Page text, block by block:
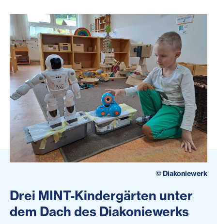
© Diakoniewerk
Drei MINT-Kindergärten unter
dem Dach des Diakoniewerks